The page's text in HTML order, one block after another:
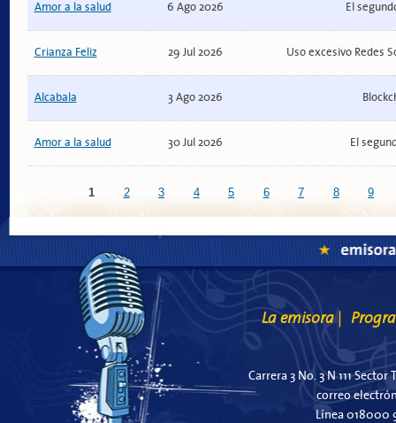
Amor a la salud 6 Ago 2026 El
Crianza Feliz 29 Jul 2026 Uso excesivo Redes
Alcabala 3 Ago 2026
Amor a la salud 30 Jul 2026 El
Páginas
1 2 3 4 5 6 7 8 9
La emisora
Carrera 3 No. 3 N 111
correo
Línea 018000